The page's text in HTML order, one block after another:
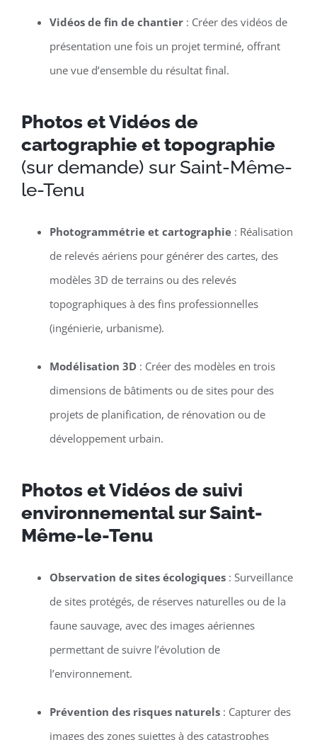
Vidéos de fin de chantier: Créer des vidéos de
présentation une fois un projet terminé, offrant
une vue d’ensemble du résultat final.
Photos et Vidéos de
cartographie et topographie
(sur demande) sur Saint-Même-
le-Tenu
Photogrammétrie et cartographie: Réalisation
de relevés aériens pour générer des cartes, des
modèles 3D de terrains ou des relevés
topographiques à des fins professionnelles
(ingénierie, urbanisme).
Modélisation 3D: Créer des modèles en trois
dimensions de bâtiments ou de sites pour des
projets de planification, de rénovation ou de
développement urbain.
Photos et Vidéos de suivi
environnemental sur Saint-
Même-le-Tenu
Observation de sites écologiques: Surveillance
de sites protégés, de réserves naturelles ou de la
faune sauvage, avec des images aériennes
permettant de suivre l’évolution de
l’environnement.
Prévention des risques naturels: Capturer des
images des zones sujettes à des catastrophes